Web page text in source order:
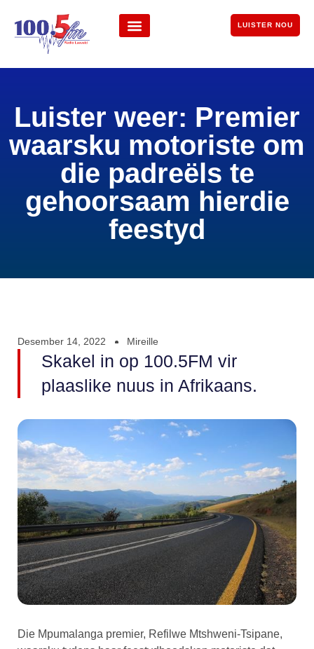
LUISTER NOU
Luister weer: Premier
waarsku motoriste om
die padreëls te
gehoorsaam hierdie
feestyd
Desember 14, 2022 Mireille
Skakel in op 100.5FM vir
plaaslike nuus in Afrikaans.
Die Mpumalanga premier, Refilwe Mtshweni-Tsipane,